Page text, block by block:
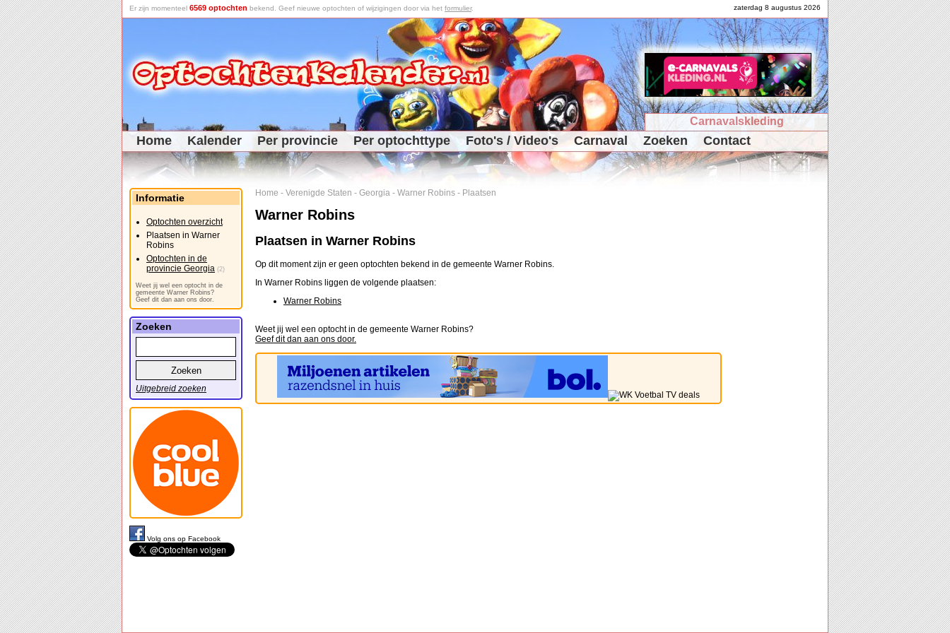
zaterdag 8 augustus 2026
Er zijn momenteel 6569 optochten bekend. Geef nieuwe optochten of wijzigingen door via het formulier.
Carnavalskleding
Home Kalender Per provincie Per optochttype Foto's / Video's Carnaval Zoeken Contact
Home - Verenigde Staten - Georgia - Warner Robins - Plaatsen
Warner Robins
Plaatsen in Warner Robins
Op dit moment zijn er geen optochten bekend in de gemeente Warner Robins.
In Warner Robins liggen de volgende plaatsen:
Warner Robins
Weet jij wel een optocht in de gemeente Warner Robins?
Geef dit dan aan ons door.
Informatie
Optochten overzicht
Plaatsen in Warner
Robins
Optochten in de
provincie Georgia (2)
Weet jij wel een optocht in de
gemeente Warner Robins?
Geef dit dan aan ons door.
Zoeken
Uitgebreid zoeken
Volg ons op Facebook